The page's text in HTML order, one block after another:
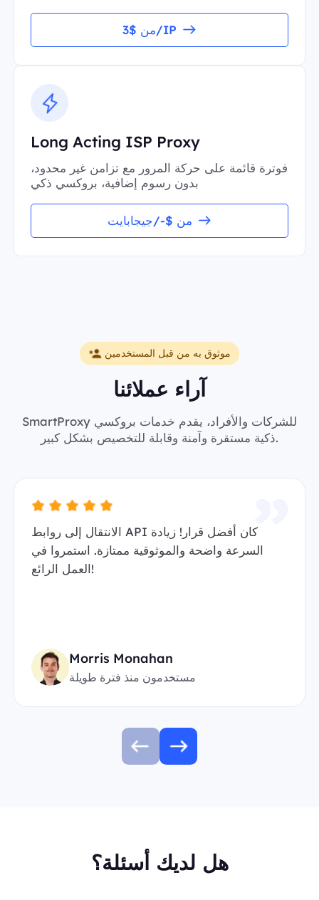
من $3/IP
Long Acting ISP Proxy
فوترة قائمة على حركة المرور مع تزامن غير محدود،
بدون رسوم إضافية، بروكسي ذكي
من $-/جيجابايت
موثوق به من قبل المستخدمين
آراء عملائنا
SmartProxy للشركات والأفراد، يقدم خدمات بروكسي
ذكية مستقرة وآمنة وقابلة للتخصيص بشكل كبير.
الانتقال إلى روابط API كان أفضل قرار! زيادة
السرعة واضحة والموثوقية ممتازة. استمروا في
العمل الرائع!
Morris Monahan
مستخدمون منذ فترة طويلة
هل لديك أسئلة؟